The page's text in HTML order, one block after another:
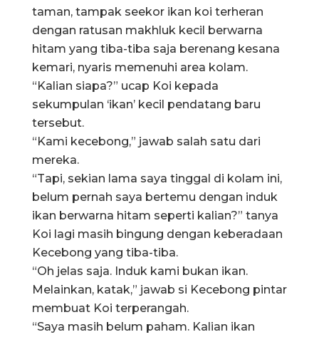
taman, tampak seekor ikan koi terheran
dengan ratusan makhluk kecil berwarna
hitam yang tiba-tiba saja berenang kesana
kemari, nyaris memenuhi area kolam.
“Kalian siapa?” ucap Koi kepada
sekumpulan ‘ikan’ kecil pendatang baru
tersebut.
“Kami kecebong,” jawab salah satu dari
mereka.
“Tapi, sekian lama saya tinggal di kolam ini,
belum pernah saya bertemu dengan induk
ikan berwarna hitam seperti kalian?” tanya
Koi lagi masih bingung dengan keberadaan
Kecebong yang tiba-tiba.
“Oh jelas saja. Induk kami bukan ikan.
Melainkan, katak,” jawab si Kecebong pintar
membuat Koi terperangah.
“Saya masih belum paham. Kalian ikan